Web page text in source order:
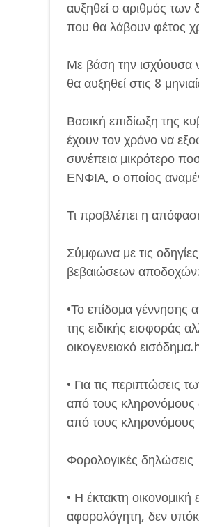
αυξηθεί ο αριθμός
που θα λάβουν φέτος
Με βάση την ισχύουσα
θα αυξηθεί στις 8
Βασική επιδίωξη της
έχουν τον χρόνο να
συνέπεια μικρότερο
ΕΝΦΙΑ, ο οποίος
Τι προβλέπει η
Σύμφωνα με τις
βεβαιώσεων αποδοχών:
•Το επίδομα γέννησης
της ειδικής εισφοράς
οικογενειακό
• Για τις περιπτώσεις
από τους κληρονόμους
από τους κληρονόμους
Φορολογικές δηλώσεις
• Η έκτακτη
αφορολόγητη, δεν